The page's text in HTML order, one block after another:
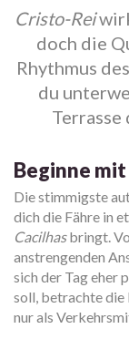
Cristo-Rei
doch die
Rhythmus
du
Terrasse
Beginne
Die stimmigste
dich die Fähre in
Cacilhasbringt.
anstrengenden
sich der Tag eher
soll, betrachte die
nur als